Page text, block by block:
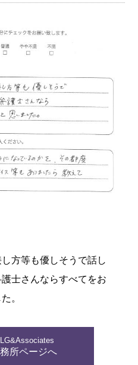
方等も優しそうで話し
士さんならすべてをお
。
所ページへ